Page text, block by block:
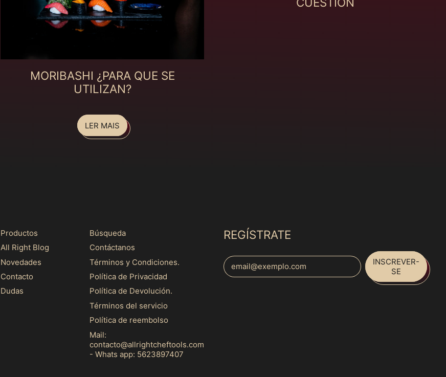
MORIBASHI ¿PARA QUE SE
UTILIZAN?
LER MAIS
Productos
All Right Blog
Novedades
Contacto
Dudas
Búsqueda
Contáctanos
Términos y Condiciones.
Política de Privacidad
Política de Devolución.
Términos del servicio
Política de reembolso
Mail:
contacto@allrightcheftools.com
- Whats app: 5623897407
REGÍSTRATE
Endereço de E-mail
INSCREVER-
SE
Dominica (MXN $)
Egito (MXN $)